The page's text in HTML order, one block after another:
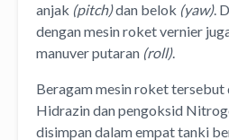
anjak (pitch)dan belok (yaw).
dengan mesin roket vernier
manuver putaran (roll).
Beragam mesin roket
Hidrazin dan pengoksid
disimpan dalam empat tanki